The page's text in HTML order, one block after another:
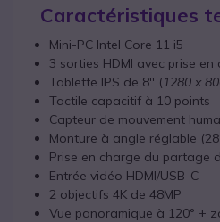
Caractéristiques
Mini-PC Intel Core 11 i5
3 sorties HDMI avec prise
Tablette IPS de 8'' ( 1280 x
Tactile capacitif à 10 points
Capteur de mouvement
Monture à angle réglable
Prise en charge du partage
Entrée vidéo HDMI/USB-C
2 objectifs 4K de 48MP
Vue panoramique à 120° +